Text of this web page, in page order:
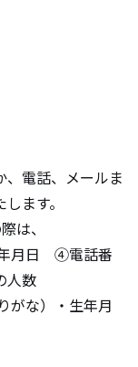
、電話、メールま
ます。
は、
月日 ④電話番
数
がな）・生年月